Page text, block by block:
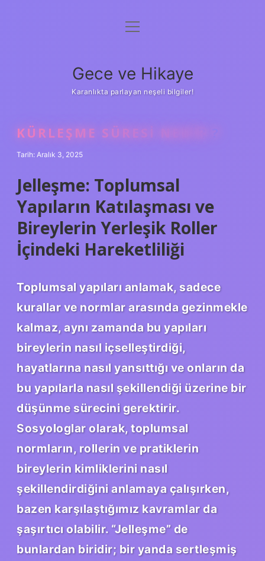
Anasayfa
Yasal Uyarı
menüyü
Gece ve Hikaye
Karanlıkta parlayan neşeli bilgiler!
KÜRLEŞME SÜRESI NEDIR ?
Tarih: Aralık 3, 2025
Jelleşme: Toplumsal
Yapıların Katılaşması ve
Bireylerin Yerleşik Roller
İçindeki Hareketliliği
Toplumsal yapıları anlamak, sadece
kurallar ve normlar arasında gezinmekle
kalmaz, aynı zamanda bu yapıları
bireylerin nasıl içselleştirdiği,
hayatlarına nasıl yansıttığı ve onların da
bu yapılarla nasıl şekillendiği üzerine bir
düşünme sürecini gerektirir.
Sosyologlar olarak, toplumsal
normların, rollerin ve pratiklerin
bireylerin kimliklerini nasıl
şekillendirdiğini anlamaya çalışırken,
bazen karşılaştığımız kavramlar da
şaşırtıcı olabilir. “Jelleşme” de
bunlardan biridir; bir yanda sertleşmiş